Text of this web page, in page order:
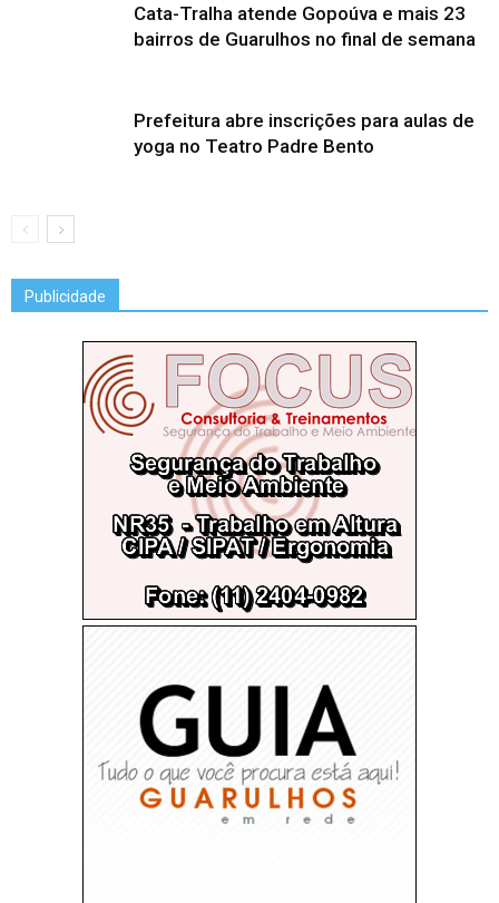
Cata-Tralha atende Gopoúva e mais 23
bairros de Guarulhos no final de semana
Prefeitura abre inscrições para aulas de
yoga no Teatro Padre Bento
Publicidade